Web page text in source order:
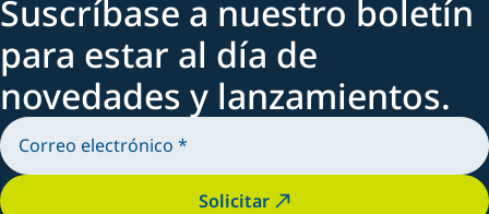
Suscríbase a nuestro boletín
para estar al día de
novedades y lanzamientos.
Solicitar